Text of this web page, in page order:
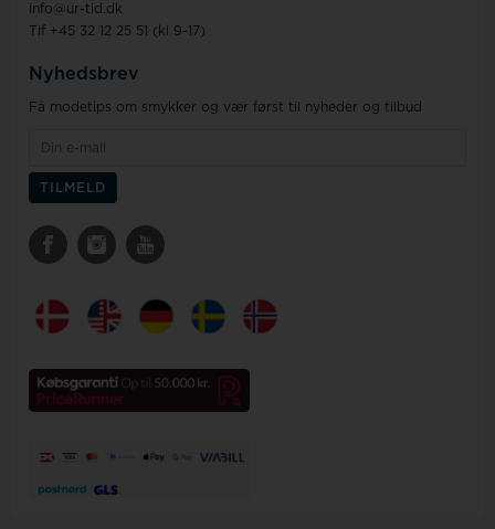
info@ur-tid.dk
Tlf +45 32 12 25 51 (kl 9-17)
Nyhedsbrev
Få modetips om smykker og vær først til nyheder og tilbud